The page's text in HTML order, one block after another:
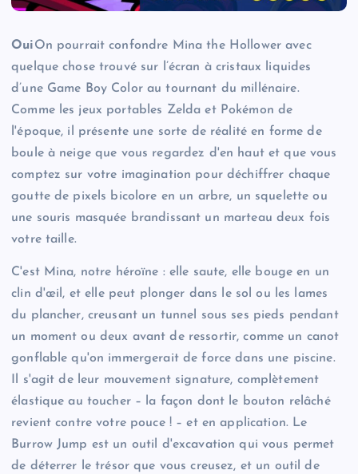
OuiOn pourrait confondre Mina the Hollower avec
quelque chose trouvé sur l’écran à cristaux liquides
d’une Game Boy Color au tournant du millénaire.
Comme les jeux portables Zelda et Pokémon de
l'époque, il présente une sorte de réalité en forme de
boule à neige que vous regardez d'en haut et que vous
comptez sur votre imagination pour déchiffrer chaque
goutte de pixels bicolore en un arbre, un squelette ou
une souris masquée brandissant un marteau deux fois
votre taille.
C'est Mina, notre héroïne : elle saute, elle bouge en un
clin d'œil, et elle peut plonger dans le sol ou les lames
du plancher, creusant un tunnel sous ses pieds pendant
un moment ou deux avant de ressortir, comme un canot
gonflable qu'on immergerait de force dans une piscine.
Il s'agit de leur mouvement signature, complètement
élastique au toucher – la façon dont le bouton relâché
revient contre votre pouce ! – et en application. Le
Burrow Jump est un outil d'excavation qui vous permet
de déterrer le trésor que vous creusez, et un outil de